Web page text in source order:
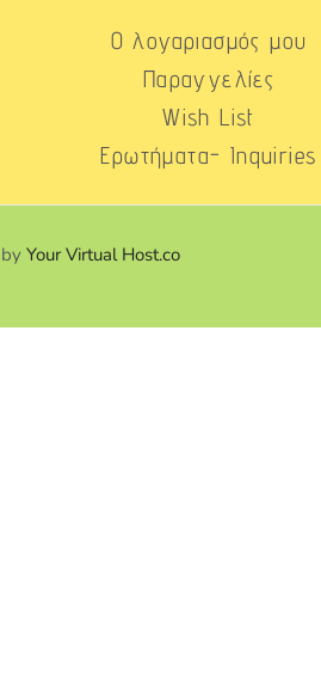
Ο λογαριασμός μου
Παραγγελίες
Wish List
Ερωτήματα- Inquiries
byYour Virtual Host.co